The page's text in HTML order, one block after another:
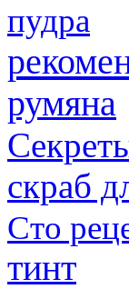
пудра
румяна
скраб
Сто
тинт